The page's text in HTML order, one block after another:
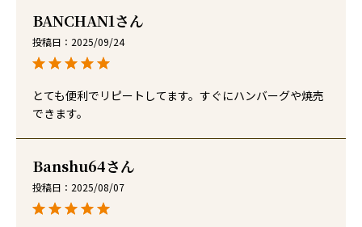
BANCHAN1
投稿日 2025/09/24
とても便利でリピートしてます。すぐにハンバーグや焼売
できます。
Banshu64
投稿日 2025/08/07